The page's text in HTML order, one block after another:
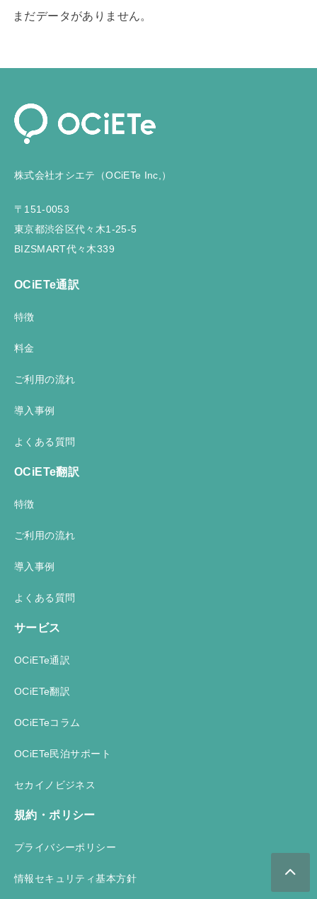
まだデータがありません。
株式会社オシエテ（OCiETe Inc,）
〒151-0053
東京都渋谷区代々木1-25-5
BIZSMART代々木339
OCiETe通訳
特徴
料金
ご利用の流れ
導入事例
よくある質問
OCiETe翻訳
特徴
ご利用の流れ
導入事例
よくある質問
サービス
OCiETe通訳
OCiETe翻訳
OCiETeコラム
OCiETe民泊サポート
セカイノビジネス
規約・ポリシー
プライバシーポリシー
情報セキュリティ基本方針